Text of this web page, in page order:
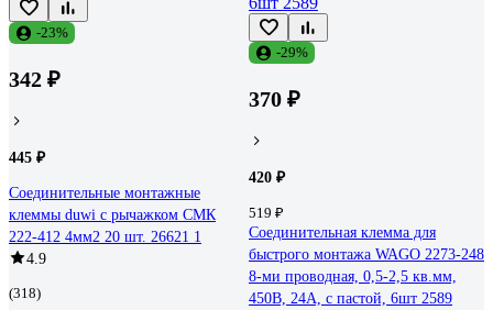
-23%
342 ₽
445 ₽
Соединительные монтажные
клеммы duwi с рычажком СМК
222-412 4мм2 20 шт. 26621 1
4.9
(318)
-29%
370 ₽
420 ₽
519 ₽
Соединительная клемма для
быстрого монтажа WAGO 2273-248
8-ми проводная, 0,5-2,5 кв.мм,
450В, 24А, с пастой, 6шт 2589